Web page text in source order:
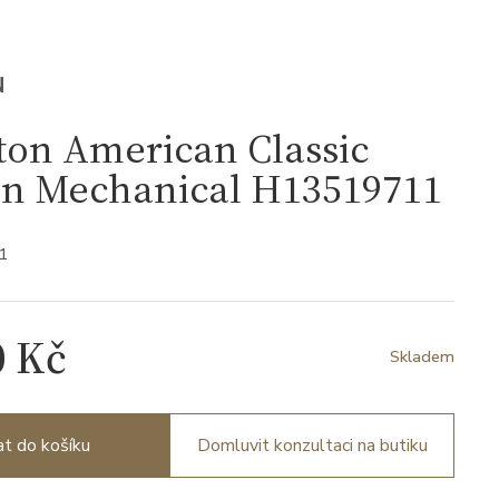
American Classic
Mechanical H13519711
Kč Skladem
do košíku Domluvit konzultaci na butiku